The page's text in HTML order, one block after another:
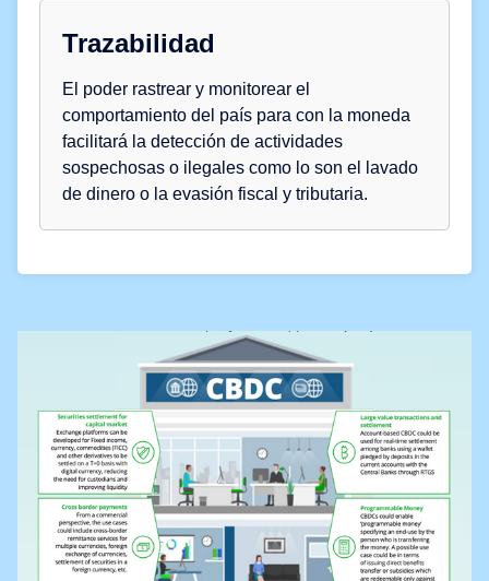
Trazabilidad
El poder rastrear y monitorear el
comportamiento del país para con la moneda
facilitará la detección de actividades
sospechosas o ilegales como lo son el lavado
de dinero o la evasión fiscal y tributaria.